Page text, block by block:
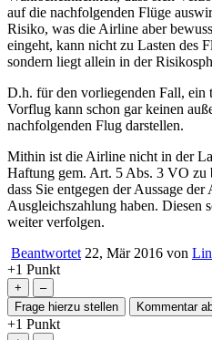
auf die nachfolgenden Flüge
Risiko, was die Airline aber
eingeht, kann nicht zu Lasten des
sondern liegt allein in der
D.h. für den vorliegenden Fall, ein
Vorflug kann schon gar keinen
nachfolgenden Flug darstellen.
Mithin ist die Airline nicht in der
Haftung gem. Art. 5 Abs. 3 VO zu
dass Sie entgegen der Aussage
Ausgleichszahlung haben. Diesen
weiter verfolgen.
Beantwortet 22, Mär 2016 von
+1 Punkt
+1 Punkt